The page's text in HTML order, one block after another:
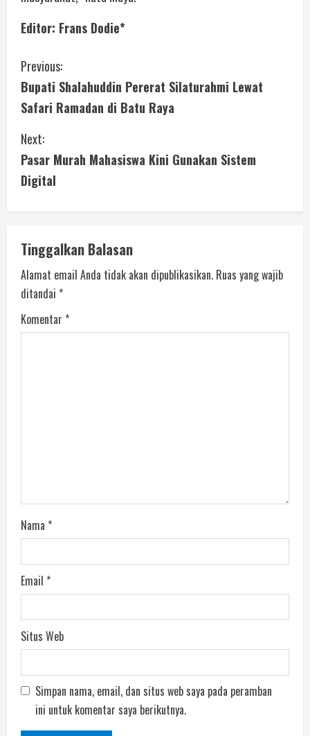
Editor: Frans Dodie*
Previous:
Bupati Shalahuddin Pererat Silaturahmi Lewat
Safari Ramadan di Batu Raya
Next:
Pasar Murah Mahasiswa Kini Gunakan Sistem
Digital
Tinggalkan Balasan
Alamat email Anda tidak akan dipublikasikan. Ruas yang wajib
ditandai *
Komentar *
Nama *
Email *
Situs Web
Simpan nama, email, dan situs web saya pada peramban
ini untuk komentar saya berikutnya.